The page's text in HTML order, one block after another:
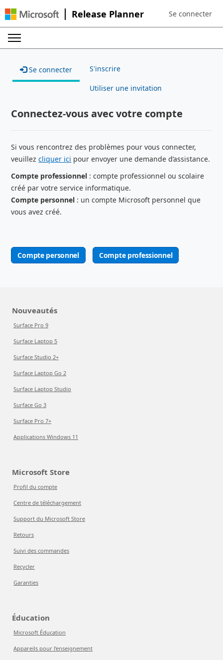
Release Planner Sign in to your
Se connecter
Se connecter S'inscrire
Utiliser une invitation
Connectez-vous avec votre compte
Si vous rencontrez des problèmes pour vous connecter,
veuillezcliquer ici pour envoyer une demande d’assistance.
Compte professionnel : compte professionnel ou scolaire
créé par votre service informatique.
Compte personnel : un compte Microsoft personnel que
vous avez créé.
Compte personnel Compte professionnel
Nouveautés
Surface Pro 9
Surface Laptop 5
Surface Studio 2+
Surface Laptop Go 2
Surface Laptop Studio
Surface Go 3
Surface Pro 7+
Applications Windows 11
Microsoft Store
Profil du compte
Centre de téléchargement
Support du Microsoft Store
Retours
Suivi des commandes
Recycler
Garanties
Éducation
Microsoft Éducation
Appareils pour l’enseignement